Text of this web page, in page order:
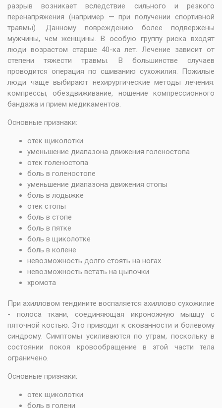
разрыв возникает вследствие сильного и резкого
перенапряжения (например — при получении спортивной
травмы). Данному повреждению более подвержены
мужчины, чем женщины. В особую группу риска входят
люди возрастом старше 40-ка лет. Лечение зависит от
степени тяжести травмы. В большинстве случаев
проводится операция по сшиванию сухожилия. Пожилые
люди чаще выбирают нехирургические методы лечения:
компрессы, обездвиживание, ношение компрессионного
бандажа и прием медикаментов.
Основные признаки:
отек щиколотки
уменьшение диапазона движения голеностопа
отек голеностопа
боль в голеностопе
уменьшение диапазона движения стопы
боль в лодыжке
отек стопы
боль в стопе
боль в пятке
боль в щиколотке
боль в колене
невозможность долго стоять на ногах
невозможность встать на цыпочки
хромота
При ахилловом тендините воспаляется ахиллово сухожилие
- полоса ткани, соединяющая икроножную мышцу с
пяточной костью. Это приводит к скованности и болевому
синдрому. Симптомы усиливаются по утрам, поскольку в
состоянии покоя кровообращение в этой части тела
ограничено.
Основные признаки:
отек щиколотки
боль в голени